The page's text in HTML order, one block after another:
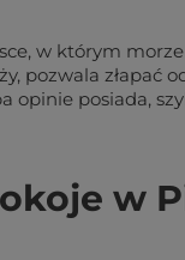
w którym
pozwala złapać
opinie posiada,
w